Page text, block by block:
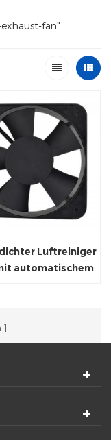
fan"
Luftreiniger
automatischem